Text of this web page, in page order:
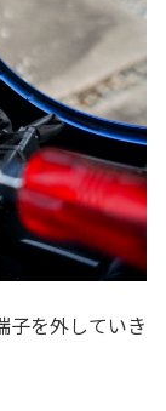
子を外していき